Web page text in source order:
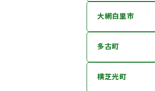
大網白里市
多古町
横芝光町